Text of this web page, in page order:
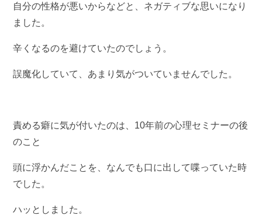
自分の性格が悪いからなどと、ネガティブな思いになり
ました。
辛くなるのを避けていたのでしょう。
誤魔化していて、あまり気がついていませんでした。
責める癖に気が付いたのは、10年前の心理セミナーの後
のこと
頭に浮かんだことを、なんでも口に出して喋っていた時
でした。
ハッとしました。